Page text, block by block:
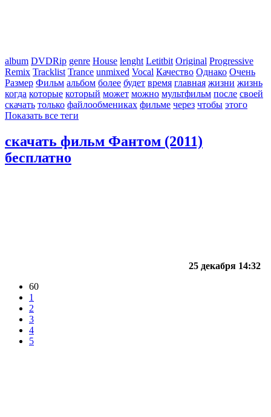
album DVDRip genre House lenght Letitbit Original Progressive
Remix Tracklist Trance unmixed Vocal Качество Однако Очень
Размер Фильм альбом более будет время главная жизни жизнь
когда которые который может можно мультфильм после своей
скачать только файлообмениках фильме через чтобы этого
Показать все теги
скачать фильм Фантом (2011)
бесплатно
25 декабря 14:32
60
1
2
3
4
5